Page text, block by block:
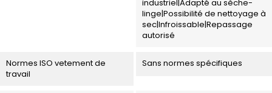
industriel|Adapté au sèche-
linge|Possibilité de nettoyage à
sec|Infroissable|Repassage
autorisé
Normes ISO vetement de
travail
Sans normes spécifiques